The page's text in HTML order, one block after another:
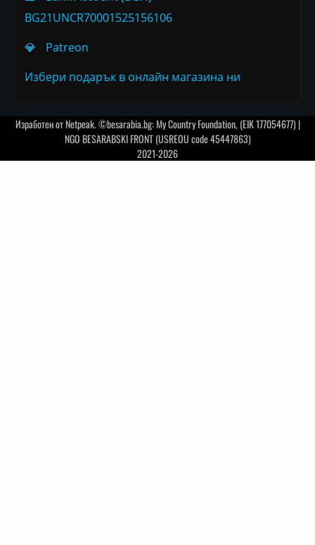
BG21UNCR70001525156106
💎
Patreon
Избери подарък в онлайн магазина ни
Изработен отNetpeak. ©besarabia.bg: My Country Foundation, (EIK 177054677) |
NGO BESARABSKI FRONT (USREOU code 45447863)
2021-2026